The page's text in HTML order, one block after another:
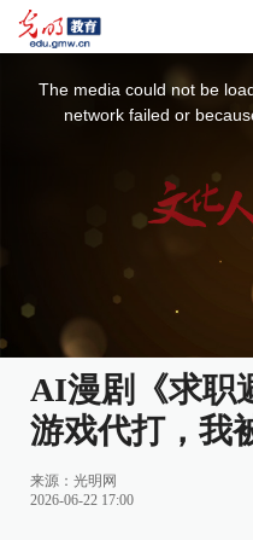
The media could not be
network failed or
AI漫剧《求职
游戏代打，我
来源： 光明网
2026-06-22 17:00